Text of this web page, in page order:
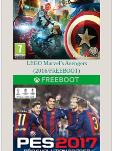
LEGO Marvel’s Avengers
(2016/FREEBOOT)